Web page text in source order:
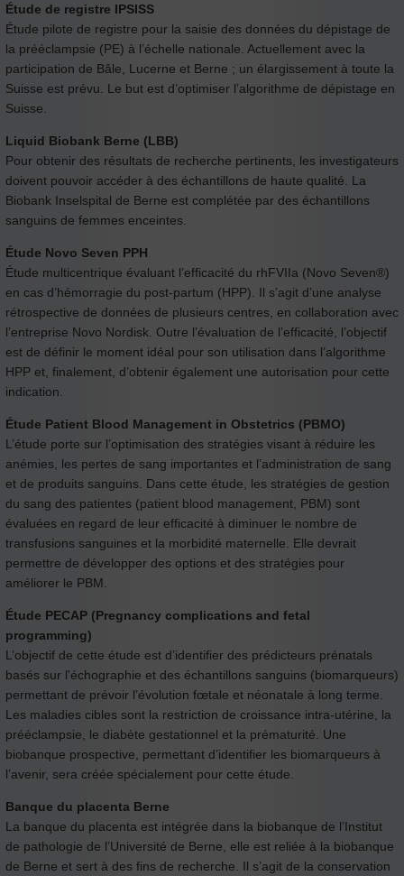
Étude de registre IPSISS
Étude pilote de registre pour la saisie des données du dépistage de
la prééclampsie (PE) à l’échelle nationale. Actuellement avec la
participation de Bâle, Lucerne et Berne ; un élargissement à toute la
Suisse est prévu. Le but est d’optimiser l’algorithme de dépistage en
Suisse.
Liquid Biobank Berne (LBB)
Pour obtenir des résultats de recherche pertinents, les investigateurs
doivent pouvoir accéder à des échantillons de haute qualité. La
Biobank Inselspital de Berne est complétée par des échantillons
sanguins de femmes enceintes.
Étude Novo Seven PPH
Étude multicentrique évaluant l’efficacité du rhFVIIa (Novo Seven®)
en cas d’hémorragie du post-partum (HPP). Il s’agit d’une analyse
rétrospective de données de plusieurs centres, en collaboration avec
l’entreprise Novo Nordisk. Outre l’évaluation de l’efficacité, l’objectif
est de définir le moment idéal pour son utilisation dans l’algorithme
HPP et, finalement, d’obtenir également une autorisation pour cette
indication.
Étude Patient Blood Management in Obstetrics (PBMO)
L’étude porte sur l’optimisation des stratégies visant à réduire les
anémies, les pertes de sang importantes et l’administration de sang
et de produits sanguins. Dans cette étude, les stratégies de gestion
du sang des patientes (patient blood management, PBM) sont
évaluées en regard de leur efficacité à diminuer le nombre de
transfusions sanguines et la morbidité maternelle. Elle devrait
permettre de développer des options et des stratégies pour
améliorer le PBM.
Étude PECAP (Pregnancy complications and fetal
programming)
L’objectif de cette étude est d’identifier des prédicteurs prénatals
basés sur l'échographie et des échantillons sanguins (biomarqueurs)
permettant de prévoir l’évolution fœtale et néonatale à long terme.
Les maladies cibles sont la restriction de croissance intra-utérine, la
prééclampsie, le diabète gestationnel et la prématurité. Une
biobanque prospective, permettant d’identifier les biomarqueurs à
l’avenir, sera créée spécialement pour cette étude.
Banque du placenta Berne
La banque du placenta est intégrée dans la biobanque de l’Institut
de pathologie de l’Université de Berne, elle est reliée à la biobanque
de Berne et sert à des fins de recherche. Il s’agit de la conservation